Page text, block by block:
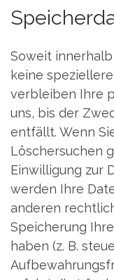
Soweit
keine
verbleiben Ihre
uns, bis der
entfällt. Wenn
Löschersuchen
Einwilligung zur
werden Ihre
anderen
Speicherung
haben (z. B.